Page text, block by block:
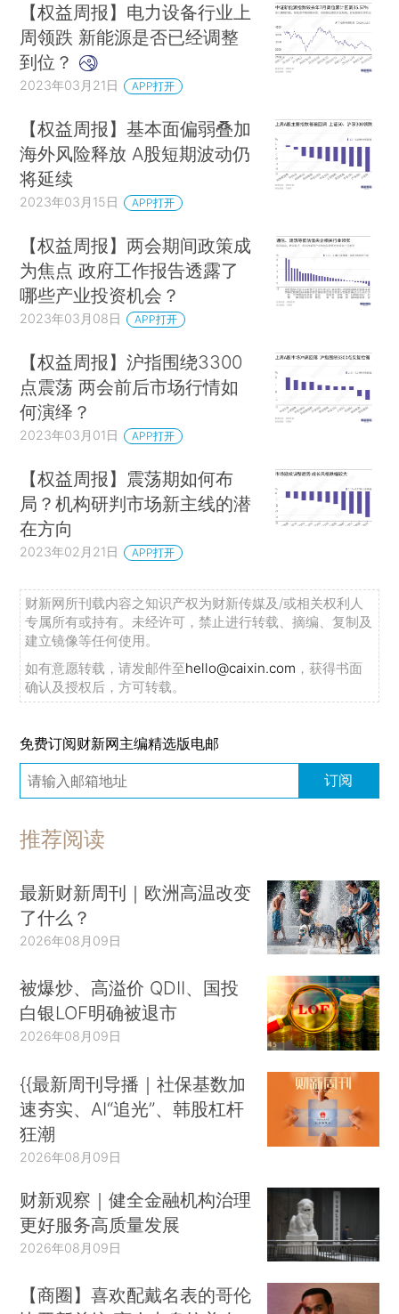
【权益周报】电力设备行业上
周领跌 新能源是否已经调整
到位？
2023年03月21日 APP打开
【权益周报】基本面偏弱叠加
海外风险释放 A股短期波动仍
将延续
2023年03月15日 APP打开
【权益周报】两会期间政策成
为焦点 政府工作报告透露了
哪些产业投资机会？
2023年03月08日 APP打开
【权益周报】沪指围绕3300
点震荡 两会前后市场行情如
何演绎？
2023年03月01日 APP打开
【权益周报】震荡期如何布
局？机构研判市场新主线的潜
在方向
2023年02月21日 APP打开
财新网所刊载内容之知识产权为财新传媒及/或相关权利人
专属所有或持有。未经许可，禁止进行转载、摘编、复制及
建立镜像等任何使用。
如有意愿转载，请发邮件至hello@caixin.com ，获得书面
确认及授权后，方可转载。
免费订阅财新网主编精选版电邮
订阅
推荐阅读
最新财新周刊｜欧洲高温改变
了什么？
2026年08月09日
被爆炒、高溢价 QDII、国投
白银LOF明确被退市
2026年08月09日
{{最新周刊导播｜社保基数加
速夯实、AI“追光”、韩股杠杆
狂潮
2026年08月09日
财新观察｜健全金融机构治理
更好服务高质量发展
2026年08月09日
【商圈】喜欢配戴名表的哥伦